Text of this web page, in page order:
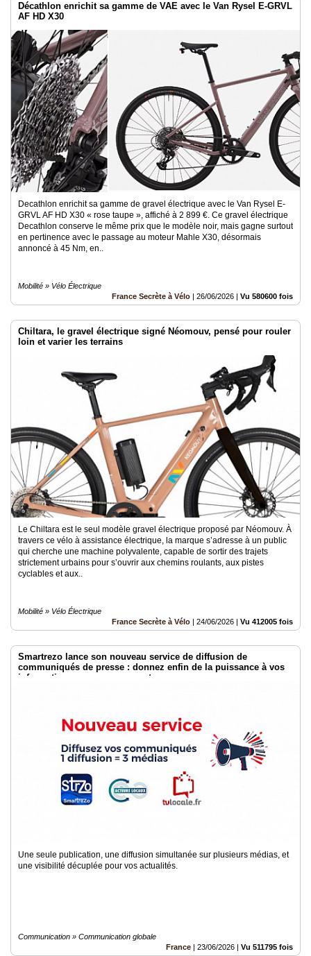
Décathlon enrichit sa gamme de VAE avec le Van Rysel E-GRVL
AF HD X30
Decathlon enrichit sa gamme de gravel électrique avec le Van Rysel E-
GRVL AF HD X30 « rose taupe », affiché à 2 899 €. Ce gravel électrique
Decathlon conserve le même prix que le modèle noir, mais gagne surtout
en pertinence avec le passage au moteur Mahle X30, désormais
annoncé à 45 Nm, en..
Mobilité » Vélo Électrique
France Secrète à Vélo | 26/06/2026 | Vu 580600 fois
Chiltara, le gravel électrique signé Néomouv, pensé pour rouler
loin et varier les terrains
Le Chiltara est le seul modèle gravel électrique proposé par Néomouv. À
travers ce vélo à assistance électrique, la marque s’adresse à un public
qui cherche une machine polyvalente, capable de sortir des trajets
strictement urbains pour s’ouvrir aux chemins roulants, aux pistes
cyclables et aux..
Mobilité » Vélo Électrique
France Secrète à Vélo | 24/06/2026 | Vu 412005 fois
Smartrezo lance son nouveau service de diffusion de
communiqués de presse : donnez enfin de la puissance à vos
informations sans engagement.
Une seule publication, une diffusion simultanée sur plusieurs médias, et
une visibilité décuplée pour vos actualités.
Communication » Communication globale
France | 23/06/2026 | Vu 511795 fois